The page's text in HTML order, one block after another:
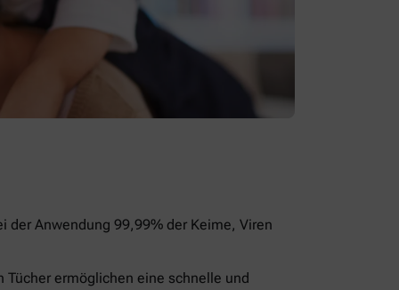
der Anwendung 99,99% der Keime, Viren
ermöglichen eine schnelle und